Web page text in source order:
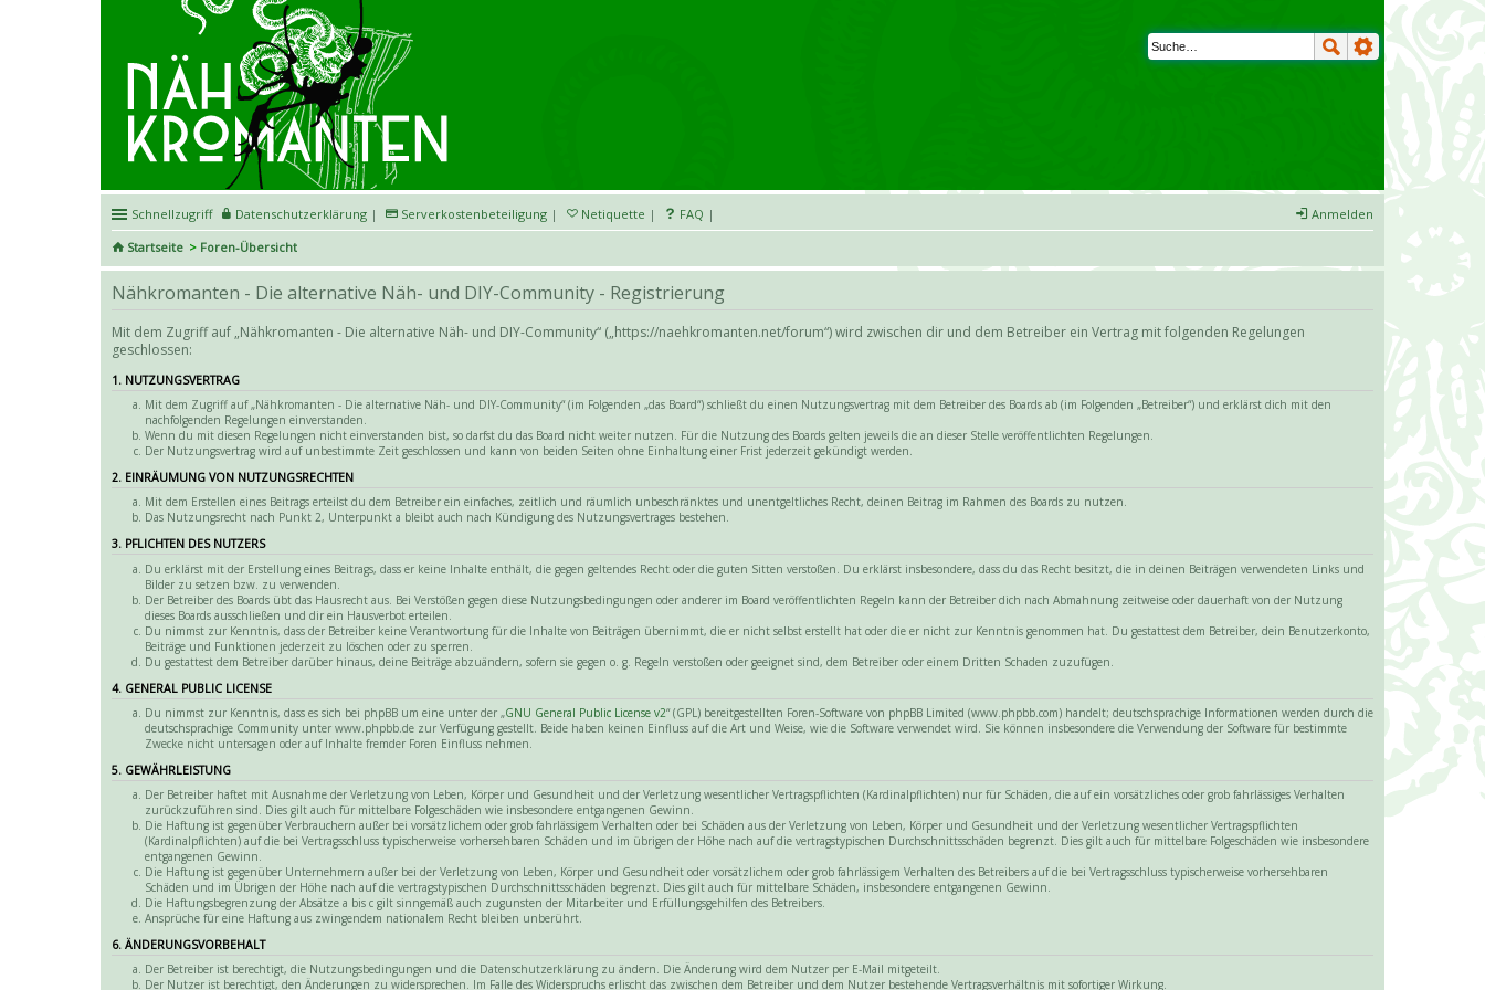
Schnellzugriff Datenschutzerklärung | Serverkostenbeteiligung | Netiquette | FAQ |
Anmelden
Startseite
Foren-Übersicht
Nähkromanten - Die alternative Näh- und DIY-Community - Registrierung
Mit dem Zugriff auf „Nähkromanten - Die alternative Näh- und DIY-Community“ („https://naehkromanten.net/forum“) wird zwischen dir und dem Betreiber ein Vertrag mit folgenden Regelungen
geschlossen:
1. NUTZUNGSVERTRAG
Mit dem Zugriff auf „Nähkromanten - Die alternative Näh- und DIY-Community“ (im Folgenden „das Board“) schließt du einen Nutzungsvertrag mit dem Betreiber des Boards ab (im Folgenden „Betreiber“) und erklärst dich mit den
nachfolgenden Regelungen einverstanden.
Wenn du mit diesen Regelungen nicht einverstanden bist, so darfst du das Board nicht weiter nutzen. Für die Nutzung des Boards gelten jeweils die an dieser Stelle veröffentlichten Regelungen.
Der Nutzungsvertrag wird auf unbestimmte Zeit geschlossen und kann von beiden Seiten ohne Einhaltung einer Frist jederzeit gekündigt werden.
2. EINRÄUMUNG VON NUTZUNGSRECHTEN
Mit dem Erstellen eines Beitrags erteilst du dem Betreiber ein einfaches, zeitlich und räumlich unbeschränktes und unentgeltliches Recht, deinen Beitrag im Rahmen des Boards zu nutzen.
Das Nutzungsrecht nach Punkt 2, Unterpunkt a bleibt auch nach Kündigung des Nutzungsvertrages bestehen.
3. PFLICHTEN DES NUTZERS
Du erklärst mit der Erstellung eines Beitrags, dass er keine Inhalte enthält, die gegen geltendes Recht oder die guten Sitten verstoßen. Du erklärst insbesondere, dass du das Recht besitzt, die in deinen Beiträgen verwendeten Links und
Bilder zu setzen bzw. zu verwenden.
Der Betreiber des Boards übt das Hausrecht aus. Bei Verstößen gegen diese Nutzungsbedingungen oder anderer im Board veröffentlichten Regeln kann der Betreiber dich nach Abmahnung zeitweise oder dauerhaft von der Nutzung
dieses Boards ausschließen und dir ein Hausverbot erteilen.
Du nimmst zur Kenntnis, dass der Betreiber keine Verantwortung für die Inhalte von Beiträgen übernimmt, die er nicht selbst erstellt hat oder die er nicht zur Kenntnis genommen hat. Du gestattest dem Betreiber, dein Benutzerkonto,
Beiträge und Funktionen jederzeit zu löschen oder zu sperren.
Du gestattest dem Betreiber darüber hinaus, deine Beiträge abzuändern, sofern sie gegen o. g. Regeln verstoßen oder geeignet sind, dem Betreiber oder einem Dritten Schaden zuzufügen.
4. GENERAL PUBLIC LICENSE
Du nimmst zur Kenntnis, dass es sich bei phpBB um eine unter der „GNU General Public License v2“ (GPL) bereitgestellten Foren-Software von phpBB Limited (www.phpbb.com) handelt; deutschsprachige Informationen werden durch die
deutschsprachige Community unter www.phpbb.de zur Verfügung gestellt. Beide haben keinen Einfluss auf die Art und Weise, wie die Software verwendet wird. Sie können insbesondere die Verwendung der Software für bestimmte
Zwecke nicht untersagen oder auf Inhalte fremder Foren Einfluss nehmen.
5. GEWÄHRLEISTUNG
Der Betreiber haftet mit Ausnahme der Verletzung von Leben, Körper und Gesundheit und der Verletzung wesentlicher Vertragspflichten (Kardinalpflichten) nur für Schäden, die auf ein vorsätzliches oder grob fahrlässiges Verhalten
zurückzuführen sind. Dies gilt auch für mittelbare Folgeschäden wie insbesondere entgangenen Gewinn.
Die Haftung ist gegenüber Verbrauchern außer bei vorsätzlichem oder grob fahrlässigem Verhalten oder bei Schäden aus der Verletzung von Leben, Körper und Gesundheit und der Verletzung wesentlicher Vertragspflichten
(Kardinalpflichten) auf die bei Vertragsschluss typischerweise vorhersehbaren Schäden und im übrigen der Höhe nach auf die vertragstypischen Durchschnittsschäden begrenzt. Dies gilt auch für mittelbare Folgeschäden wie insbesondere
entgangenen Gewinn.
Die Haftung ist gegenüber Unternehmern außer bei der Verletzung von Leben, Körper und Gesundheit oder vorsätzlichem oder grob fahrlässigem Verhalten des Betreibers auf die bei Vertragsschluss typischerweise vorhersehbaren
Schäden und im Übrigen der Höhe nach auf die vertragstypischen Durchschnittsschäden begrenzt. Dies gilt auch für mittelbare Schäden, insbesondere entgangenen Gewinn.
Die Haftungsbegrenzung der Absätze a bis c gilt sinngemäß auch zugunsten der Mitarbeiter und Erfüllungsgehilfen des Betreibers.
Ansprüche für eine Haftung aus zwingendem nationalem Recht bleiben unberührt.
6. ÄNDERUNGSVORBEHALT
Der Betreiber ist berechtigt, die Nutzungsbedingungen und die Datenschutzerklärung zu ändern. Die Änderung wird dem Nutzer per E-Mail mitgeteilt.
Der Nutzer ist berechtigt, den Änderungen zu widersprechen. Im Falle des Widerspruchs erlischt das zwischen dem Betreiber und dem Nutzer bestehende Vertragsverhältnis mit sofortiger Wirkung.